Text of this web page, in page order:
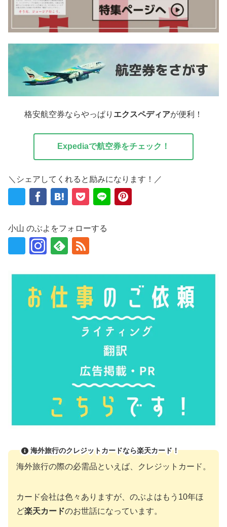
格安航空券ならやっぱり エクスペディアが便利！
Expediaで航空券をチェック！
＼シェアしてくれると励みになります！／
小山 のぶよをフォローする
海外旅行のクレジットカードなら楽天カード！
海外旅行の際の必需品といえば、クレジットカード。
カード会社は色々ありますが、のぶよはもう10年ほ
ど楽天カードのお世話になっています。